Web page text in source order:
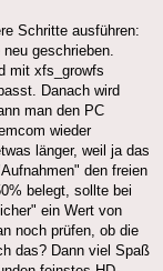
Schritte ausführen:
geschrieben.
mit xfs_growfs
Danach wird
man den PC
wieder
länger, weil ja das
den freien
belegt, sollte bei
ein Wert von
noch prüfen, ob die
das? Dann viel Spaß